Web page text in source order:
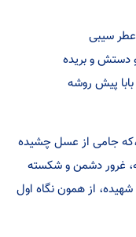
عطر سیبی
دستش و بریده
پیش روشه
جامی از عسل چشیده
غرور دشمن و شکسته
از همون نگاه اول